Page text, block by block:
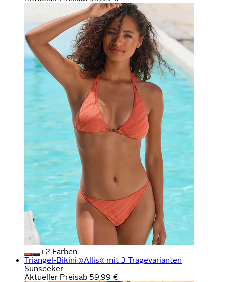
+
Farben
Triangel-Bikini »Allis« mit 3 Tragevarianten
Sunseeker
Aktueller Preisab 59,99 €